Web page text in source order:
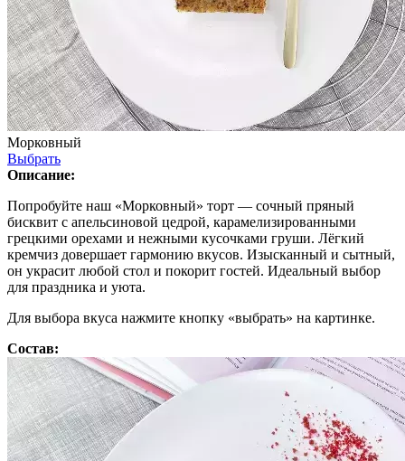
Морковный
Выбрать
Описание:
Попробуйте наш «Морковный» торт — сочный пряный
бисквит с апельсиновой цедрой, карамелизированными
грецкими орехами и нежными кусочками груши. Лёгкий
кремчиз довершает гармонию вкусов. Изысканный и сытный,
он украсит любой стол и покорит гостей. Идеальный выбор
для праздника и уюта.
Для выбора вкуса нажмите кнопку «выбрать» на картинке.
Состав: